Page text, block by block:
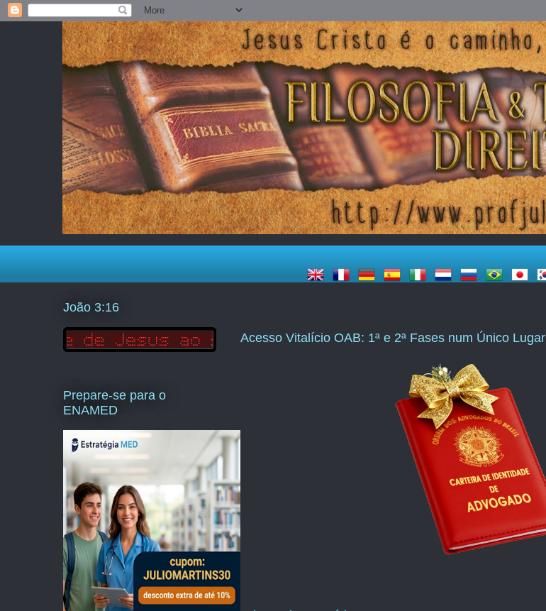
Acesso Vitalício OAB: 1ª e 2ª Fases num Único Lugar
João 3:16
Prepare-se para o
ENAMED